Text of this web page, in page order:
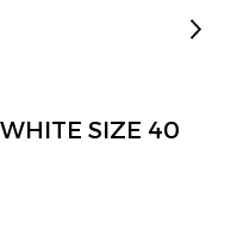
SIZE 40